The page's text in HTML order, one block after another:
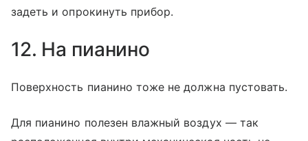
задеть и опрокинуть прибор.
12. На пианино
Поверхность пианино тоже не должна пустовать.
Для пианино полезен влажный воздух — так